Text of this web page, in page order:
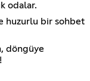
odalar.
huzurlu bir sohbet
döngüye